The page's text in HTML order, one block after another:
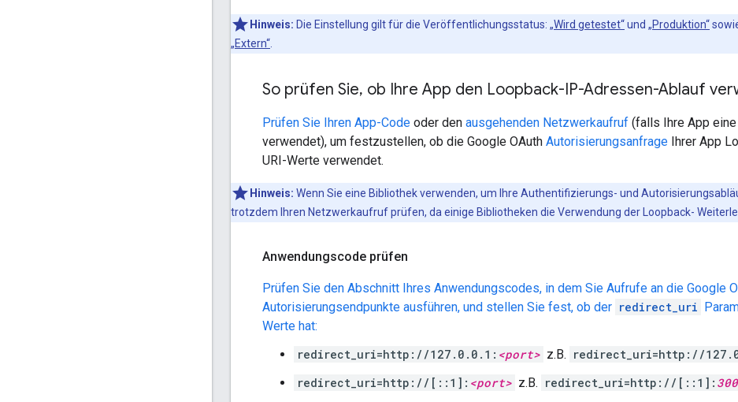
Hinweis: Die Einstellung gilt für die Veröffentlichungsstatus: „Wird getestet“und „Produktion“
„Extern“
So prüfen Sie, ob Ihre App den Loopback-IP-Adressen-Ablauf
Prüfen Sie Ihren App-Code oder den ausgehenden Netzwerkaufruf (falls Ihre App
verwendet), um festzustellen, ob die Google OAuth Autorisierungsanfrage Ihrer App
URI-Werte verwendet.
Hinweis: Wenn Sie eine Bibliothek verwenden, um Ihre Authentifizierungs- und
trotzdem Ihren Netzwerkaufruf prüfen, da einige Bibliotheken die Verwendung der Loopback-
Anwendungscode prüfen
Prüfen Sie den Abschnitt Ihres Anwendungscodes, in dem Sie Aufrufe an die Google
Autorisierungsendpunkte ausführen, und stellen Sie fest, ob der redirect_uri
Werte hat:
redirect_uri=http://127.0.0.1: <port> z.B. redirect_uri=http://
redirect_uri=http://[::1]: <port> z.B. redirect_uri=http://[::1]: